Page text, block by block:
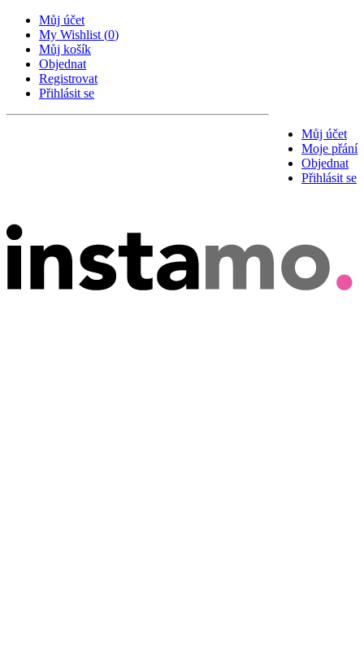
Můj účet
My Wishlist (0)
Můj košík
Objednat
Registrovat
Přihlásit se
Můj účet
Moje přání
Objednat
Přihlásit se